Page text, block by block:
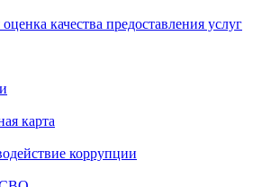
качества предоставления услуг
карта
коррупции